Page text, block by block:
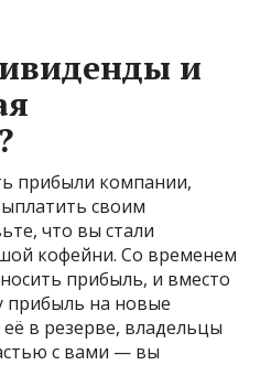
и
прибыли компании,
своим
что вы стали
кофейни. Со временем
прибыль, и вместо
прибыль на новые
в резерве, владельцы
с вами — вы